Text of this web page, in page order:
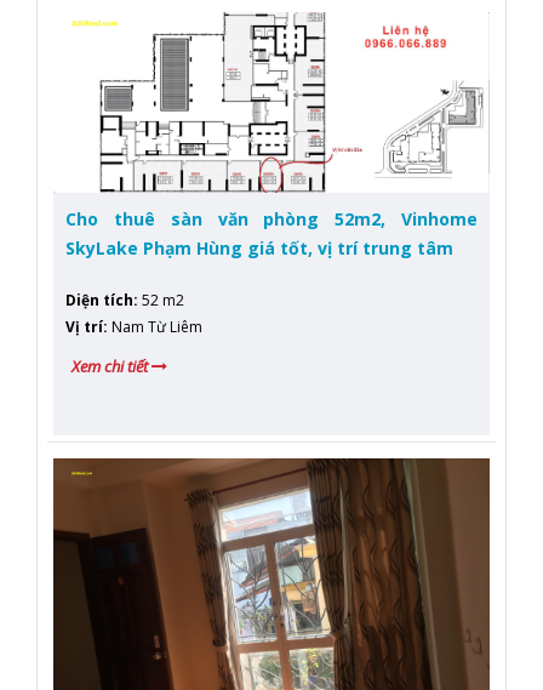
Cho thuê sàn văn phòng 52m2, Vinhome
SkyLake Phạm Hùng giá tốt, vị trí trung tâm
Diện tích: 52 m2
Vị trí: Nam Từ Liêm
Xem chi tiết